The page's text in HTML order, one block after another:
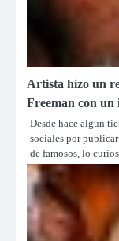
Artista hizo un
Freeman con un
Desde hace algun
sociales por
de famosos, lo